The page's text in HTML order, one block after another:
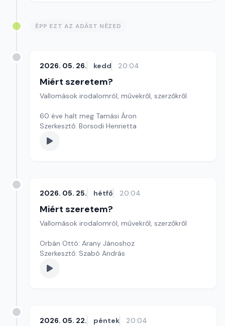
ÉPP EZT AZ ADÁST NÉZED
2026. 05. 26. kedd 20:04
Miért szeretem?
Vallomások irodalomról, művekről, szerzőkről
60 éve halt meg Tamási Áron
Szerkesztő: Borsodi Henrietta
2026. 05. 25. hétfő 20:04
Miért szeretem?
Vallomások irodalomról, művekről, szerzőkről
Orbán Ottó: Arany Jánoshoz
Szerkesztő: Szabó András
2026. 05. 22. péntek 20:04